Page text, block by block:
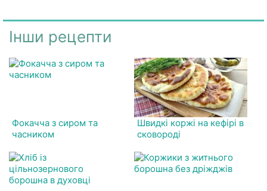
Інши рецепти
Фокачча з сиром та
часником
Швидкі коржі на кефірі в
сковороді